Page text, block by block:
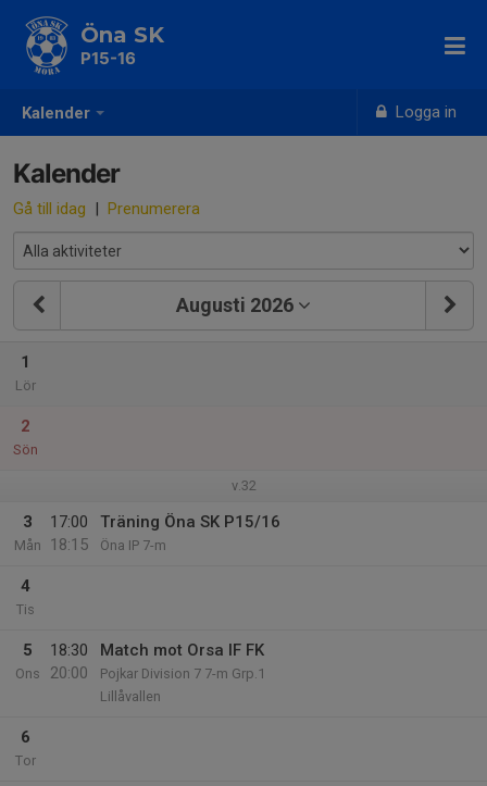
Kalender Logga in
Öna SK
P15-16
Kalender
Gå till idag | Prenumerera
Augusti 2026
1
Lör
2
Sön
v.32
3
Mån
17:00
18:15
Träning Öna SK P15/16
Öna IP 7-m
4
Tis
5
Ons
18:30
20:00
Match mot Orsa IF FK
Pojkar Division 7 7-m Grp.1
Lillåvallen
6
Tor